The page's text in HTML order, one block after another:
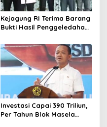
Kejagung RI Terima Barang
Bukti Hasil Penggeledahan
Keaslian
Investasi Capai 390 Triliun,
Per Tahun Blok Masela